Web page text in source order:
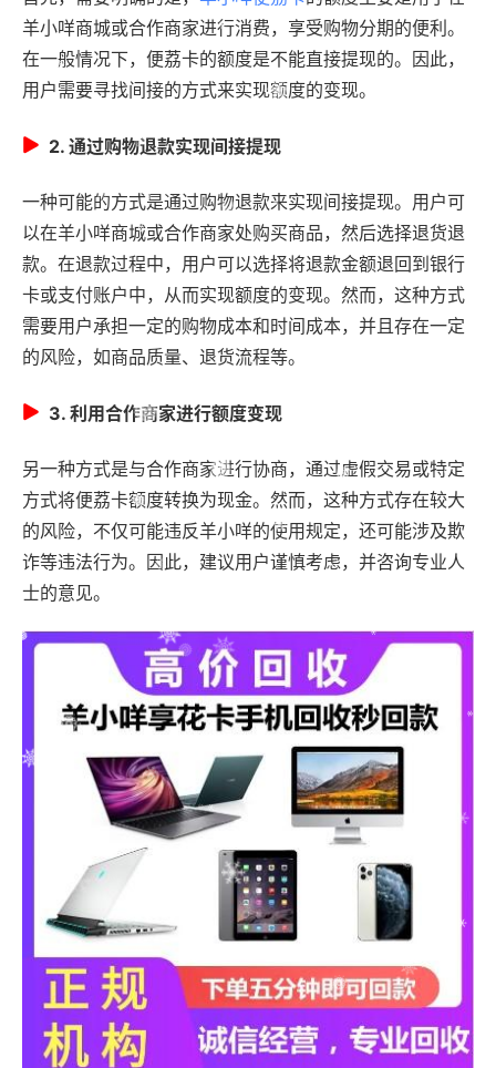
羊小咩商城或合作商家进行消费，享受购物分期的便利。
在一般情况下，便荔卡的额度是不能直接提现的。因此，
用户需要寻找间接的方式来实现额度的变现。
2. 通过购物退款实现间接提现
一种可能的方式是通过购物退款来实现间接提现。用户可
以在羊小咩商城或合作商家处购买商品，然后选择退货退
款。在退款过程中，用户可以选择将退款金额退回到银行
卡或支付账户中，从而实现额度的变现。然而，这种方式
需要用户承担一定的购物成本和时间成本，并且存在一定
的风险，如商品质量、退货流程等。
3. 利用合作商家进行额度变现
另一种方式是与合作商家进行协商，通过虚假交易或特定
方式将便荔卡额度转换为现金。然而，这种方式存在较大
的风险，不仅可能违反羊小咩的使用规定，还可能涉及欺
诈等违法行为。因此，建议用户谨慎考虑，并咨询专业人
士的意见。